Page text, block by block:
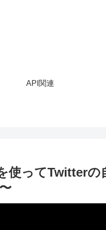
API関連
使ってTwitterの